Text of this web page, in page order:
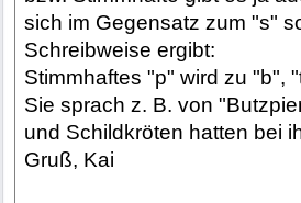
sich im Gegensatz zum "s"
Schreibweise ergibt:
Stimmhaftes "p" wird zu "b",
Sie sprach z. B. von
und Schildkröten hatten bei
Gruß, Kai